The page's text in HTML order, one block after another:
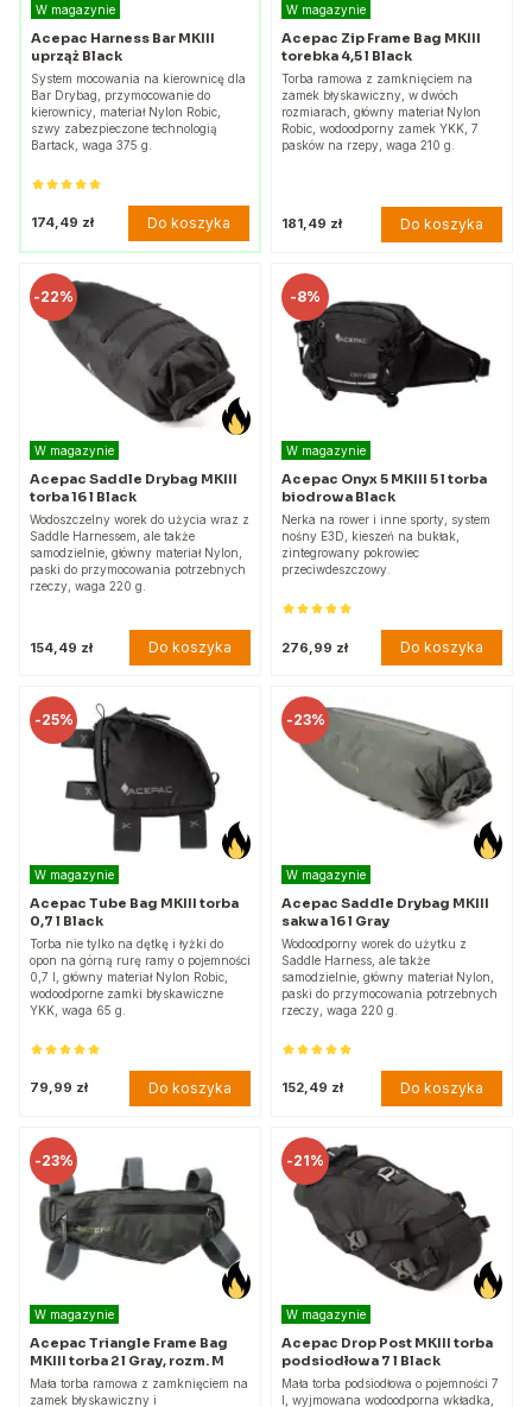
W magazynie
Acepac Harness Bar MKIII
uprząż Black
System mocowania na kierownicę dla
Bar Drybag, przymocowanie do
kierownicy, materiał Nylon Robic,
szwy zabezpieczone technologią
Bartack, waga 375 g.
174,49 zł Do koszyka
W magazynie
Acepac Zip Frame Bag MKIII
torebka 4,5 l Black
Torba ramowa z zamknięciem na
zamek błyskawiczny, w dwóch
rozmiarach, główny materiał Nylon
Robic, wodoodporny zamek YKK, 7
pasków na rzepy, waga 210 g.
181,49 zł Do koszyka
-22%
W magazynie
Acepac Saddle Drybag MKIII
torba 16 l Black
Wodoszczelny worek do użycia wraz z
Saddle Harnessem, ale także
samodzielnie, główny materiał Nylon,
paski do przymocowania potrzebnych
rzeczy, waga 220 g.
154,49 zł Do koszyka
-8%
W magazynie
Acepac Onyx 5 MKIII 5 l torba
biodrowa Black
Nerka na rower i inne sporty, system
nośny E3D, kieszeń na bukłak,
zintegrowany pokrowiec
przeciwdeszczowy.
276,99 zł Do koszyka
-25%
W magazynie
Acepac Tube Bag MKIII torba
0,7 l Black
Torba nie tylko na dętkę i łyżki do
opon na górną rurę ramy o pojemności
0,7 l, główny materiał Nylon Robic,
wodoodporne zamki błyskawiczne
YKK, waga 65 g.
79,99 zł Do koszyka
-23%
W magazynie
Acepac Saddle Drybag MKIII
sakwa 16 l Gray
Wodoodporny worek do użytku z
Saddle Harness, ale także
samodzielnie, główny materiał Nylon,
paski do przymocowania potrzebnych
rzeczy, waga 220 g.
152,49 zł Do koszyka
-23%
W magazynie
Acepac Triangle Frame Bag
MKIII torba 2 l Gray, rozm. M
Mała torba ramowa z zamknięciem na
zamek błyskawiczny i
-21%
W magazynie
Acepac Drop Post MKIII torba
podsiodłowa 7 l Black
Mała torba podsiodłowa o pojemności 7
l, wyjmowana wodoodporna wkładka,